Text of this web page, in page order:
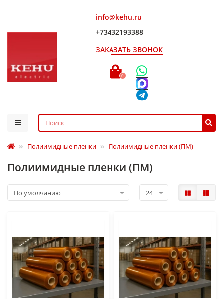
info@kehu.ru
+73432193388
ЗАКАЗАТЬ ЗВОНОК
0
Полиимидные пленки Полиимидные пленки (ПМ)
Полиимидные пленки (ПМ)